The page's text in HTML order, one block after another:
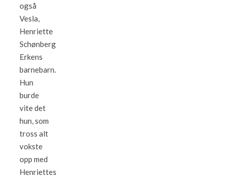
også
Vesla,
Henriette
Schønberg
Erkens
barnebarn.
Hun
burde
vite det
hun, som
tross alt
vokste
opp med
Henriettes